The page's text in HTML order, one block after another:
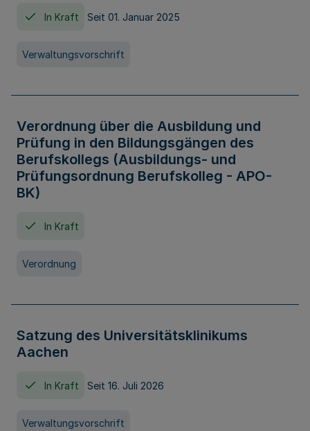
In Kraft Seit 01. Januar 2025
Verwaltungsvorschrift
Verordnung über die Ausbildung und
Prüfung in den Bildungsgängen des
Berufskollegs (Ausbildungs- und
Prüfungsordnung Berufskolleg - APO-
BK)
In Kraft
Verordnung
Satzung des Universitätsklinikums
Aachen
In Kraft Seit 16. Juli 2026
Verwaltungsvorschrift